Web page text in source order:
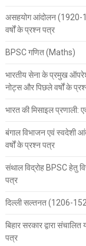
असहयोग आंदोलन (1920-
वर्षों के प्रश्न पत्र
BPSC गणित (Maths)
भारतीय सेना के प्रमुख
नोट्स और पिछले वर्षों के
भारत की मिसाइल प्रणाली:
बंगाल विभाजन एवं स्वदेशी
वर्षों के प्रश्न पत्र
संथाल विद्रोह BPSC हेतु
पत्र
दिल्ली सल्तनत (1206-1526
बिहार सरकार द्वारा
पत्र